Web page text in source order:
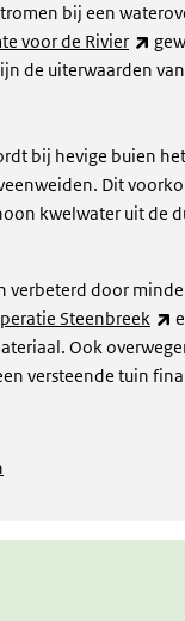
bij een
voor de Rivier
de uiterwaarden
bij hevige buien
Dit
kwelwater uit de
verbeterd door
Steenbreek
Ook
versteende tuin